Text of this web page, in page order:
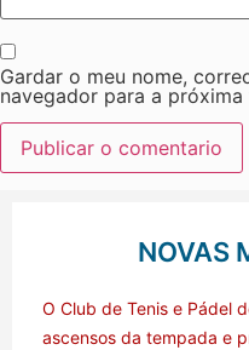
Gardar o meu nome,
navegador para a
NOVAS
O Club de Tenis e Pádel
ascensos da tempada e